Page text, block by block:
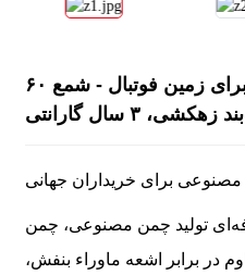
چمن مصنوعی میلیون برای زمین فوتبال - شمع ۶۰
۳ سال گارانتی
برای خریداران جهانی
تولید چمن مصنوعی، چمن
در برابر اشعه ماوراء بنفش،